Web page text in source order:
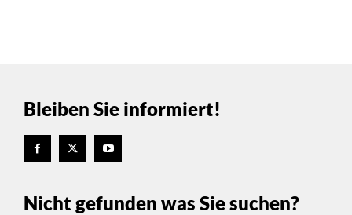
Bleiben Sie informiert!
Nicht gefunden was Sie suchen?